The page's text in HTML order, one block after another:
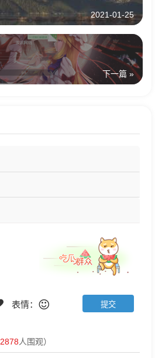
2021-01-25
下一篇 »
表情：
2878人围观）